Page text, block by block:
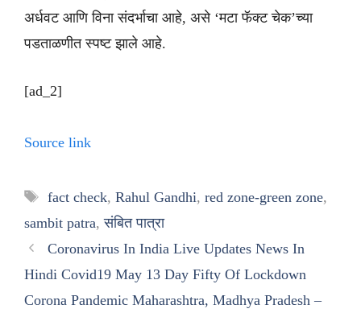
अर्धवट आणि विना संदर्भाचा आहे, असे ‘मटा फॅक्ट चेक’च्या
पडताळणीत स्पष्ट झाले आहे.
[ad_2]
Source link
Tags
fact check, Rahul Gandhi, red zone-green zone,
sambit patra,संबित पात्रा
Coronavirus In India Live Updates News In
Hindi Covid19 May 13 Day Fifty Of Lockdown
Corona Pandemic Maharashtra, Madhya Pradesh –